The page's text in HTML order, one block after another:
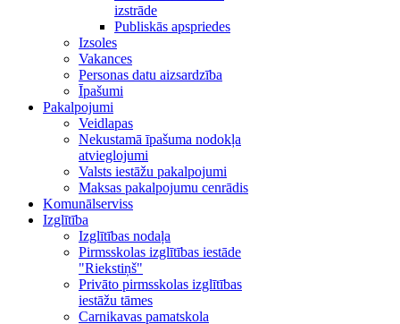
izstrāde
Publiskās apspriedes
Izsoles
Vakances
Personas datu aizsardzība
Īpašumi
Pakalpojumi
Veidlapas
Nekustamā īpašuma nodokļa
atvieglojumi
Valsts iestāžu pakalpojumi
Maksas pakalpojumu cenrādis
Komunālserviss
Izglītība
Izglītības nodaļa
Pirmsskolas izglītības iestāde
"Riekstiņš"
Privāto pirmsskolas izglītības
iestāžu tāmes
Carnikavas pamatskola